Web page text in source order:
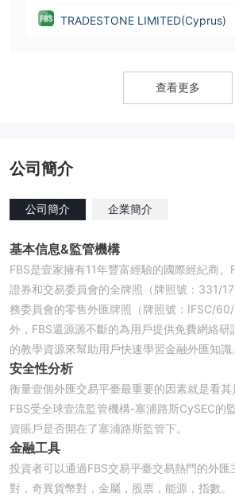
TRADESTONE LIMITED(Cyprus)
查看更多
公司簡介
公司簡介 企業簡介
基本信息&監管機構
FBS是壹家擁有11年豐富經驗的國際經紀商
證券和交易委員會的全牌照（牌照號：331/
務委員會的零售外匯牌照（牌照號：IFSC/
外，FBS還源源不斷的為用戶提供免費網絡研
的教學資源來幫助用戶快速學習金融外匯知識
安全性分析
衡量壹個外匯交易平臺最重要的因素就是看其
FBS受全球壹流監管機構-塞浦路斯CySEC的
資賬戶是否開在了塞浦路斯監管下。
金融工具
投資者可以通過FBS交易平臺交易熱門的外匯
對，奇異貨幣對，金屬，股票，能源，指數。